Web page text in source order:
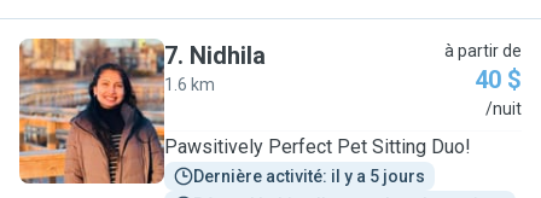
N
7. Nidhila
1.6 km
à partir de
40 $
/nuit
Pawsitively Perfect Pet Sitting Duo!
Dernière activité: il y a 5 jours